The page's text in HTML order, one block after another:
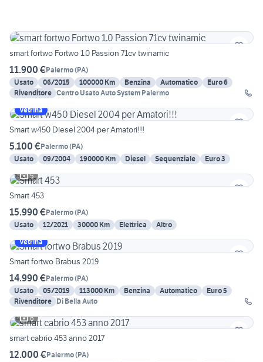
smart fortwo Fortwo 1.0 Passion 71cv twinamic
11.900 €Palermo(PA)
Usato
06/2015 100000 Km Benzina Automatico
Euro 6
Rivenditore Centro Usato Auto System Palermo
Vetrina
Smart w450 Diesel 2004 per Amatori!!!
5.100 €Palermo(PA)
Usato
09/2004 190000 Km Diesel Sequenziale
Euro 3
5
Smart 453
15.990 €Palermo(PA)
Usato
12/2021 30000 Km Elettrica
Altro
Vetrina
Smart fortwo Brabus 2019
14.990 €Palermo(PA)
Usato
05/2019 113000 Km Benzina Automatico
Euro 5
Rivenditore Di Bella Auto
6
smart cabrio 453 anno 2017
12.000 €Palermo(PA)